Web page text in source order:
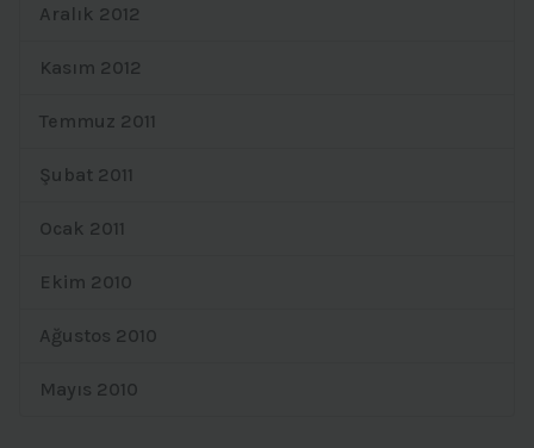
Aralık 2012
Kasım 2012
Temmuz 2011
Şubat 2011
Ocak 2011
Ekim 2010
Ağustos 2010
Mayıs 2010